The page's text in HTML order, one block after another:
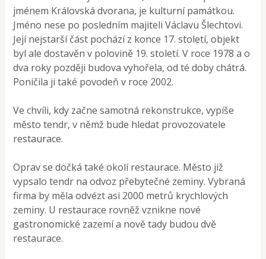
jménem Královská dvorana, je kulturní památkou.
Jméno nese po posledním majiteli Václavu Šlechtovi.
Její nejstarší část pochází z konce 17. století, objekt
byl ale dostavěn v polovině 19. století. V roce 1978 a o
dva roky později budova vyhořela, od té doby chátrá.
Poničila ji také povodeň v roce 2002.
Ve chvíli, kdy začne samotná rekonstrukce, vypíše
město tendr, v němž bude hledat provozovatele
restaurace.
Oprav se dočká také okolí restaurace. Město již
vypsalo tendr na odvoz přebytečné zeminy. Vybraná
firma by měla odvézt asi 2000 metrů krychlových
zeminy. U restaurace rovněž vznikne nové
gastronomické zazemí a nově tady budou dvě
restaurace.